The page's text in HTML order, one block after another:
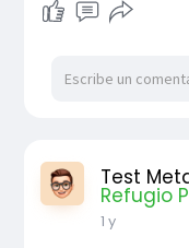
Test
Refugio
1 y